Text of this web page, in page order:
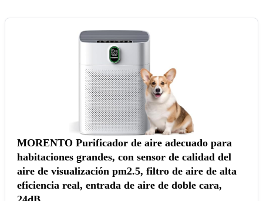
MORENTO Purificador de aire adecuado para
habitaciones grandes, con sensor de calidad del
aire de visualización pm2.5, filtro de aire de alta
eficiencia real, entrada de aire de doble cara,